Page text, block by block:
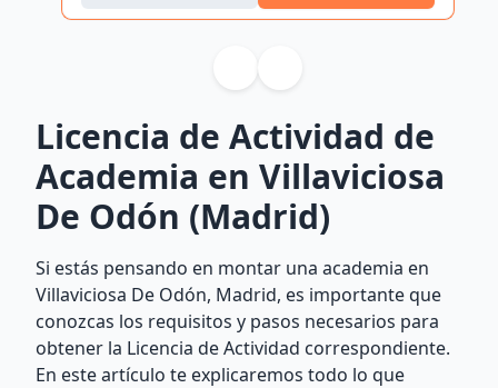
Licencia de Actividad de
Academia en Villaviciosa
De Odón (Madrid)
Si estás pensando en montar una academia en
Villaviciosa De Odón, Madrid, es importante que
conozcas los requisitos y pasos necesarios para
obtener la Licencia de Actividad correspondiente.
En este artículo te explicaremos todo lo que